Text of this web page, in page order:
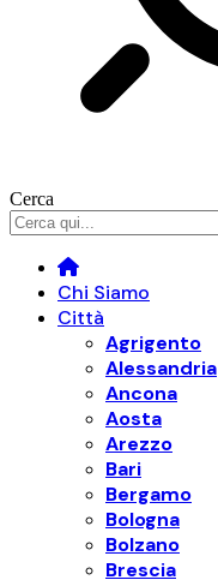
Cerca
Chi Siamo
Città
Agrigento
Alessandria
Ancona
Aosta
Arezzo
Bari
Bergamo
Bologna
Bolzano
Brescia